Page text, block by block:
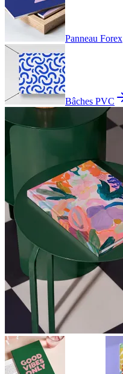
Panneau Forex
Bâches PVC